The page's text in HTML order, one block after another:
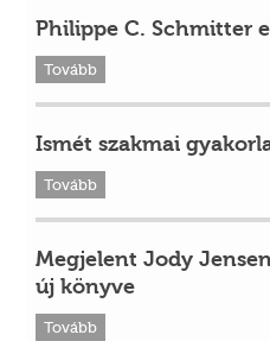
Philippe C. Schmitter
Tovább
Ismét szakmai
Tovább
Megjelent Jody
új könyve
Tovább